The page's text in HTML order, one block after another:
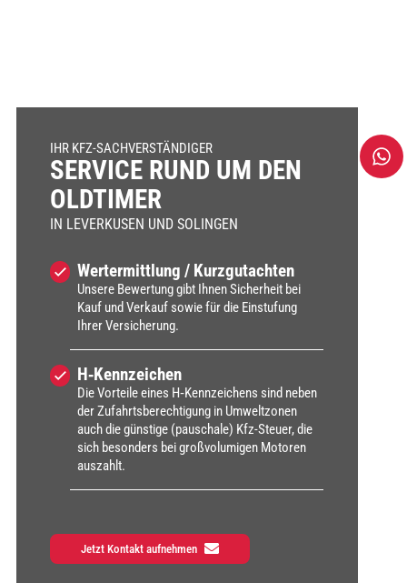
IHR KFZ-SACHVERSTÄNDIGER
SER­VICE RUND UM DEN
OLD­TI­MER
IN LEVERKUSEN UND SOLINGEN
Wert­ermitt­lung / Kurz­gut­ach­ten
Unse­re Bewer­tung gibt Ihnen Sicher­heit bei
Kauf und Ver­kauf sowie für die Ein­stu­fung
Ihrer Ver­si­che­rung.
H‑Kennzeichen
Die Vor­tei­le eines H‑Kennzeichens sind neben
der Zufahrts­be­rech­ti­gung in Umwelt­zo­nen
auch die güns­ti­ge (pau­scha­le) Kfz-Steu­er, die
sich beson­ders bei groß­vo­lu­mi­gen Moto­ren
aus­zahlt.
Jetzt Kontakt aufnehmen